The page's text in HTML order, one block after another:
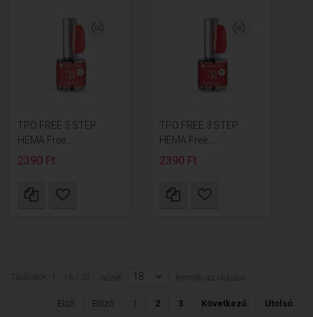
TPO FREE 3 STEP
HEMA Free...
2390 Ft
TPO FREE 3 STEP
HEMA Free...
2390 Ft
Találatok: 1 - 18 / 53 nézet: 18 termék az oldalon
Első Előző 1 2 3 Következő Utolsó